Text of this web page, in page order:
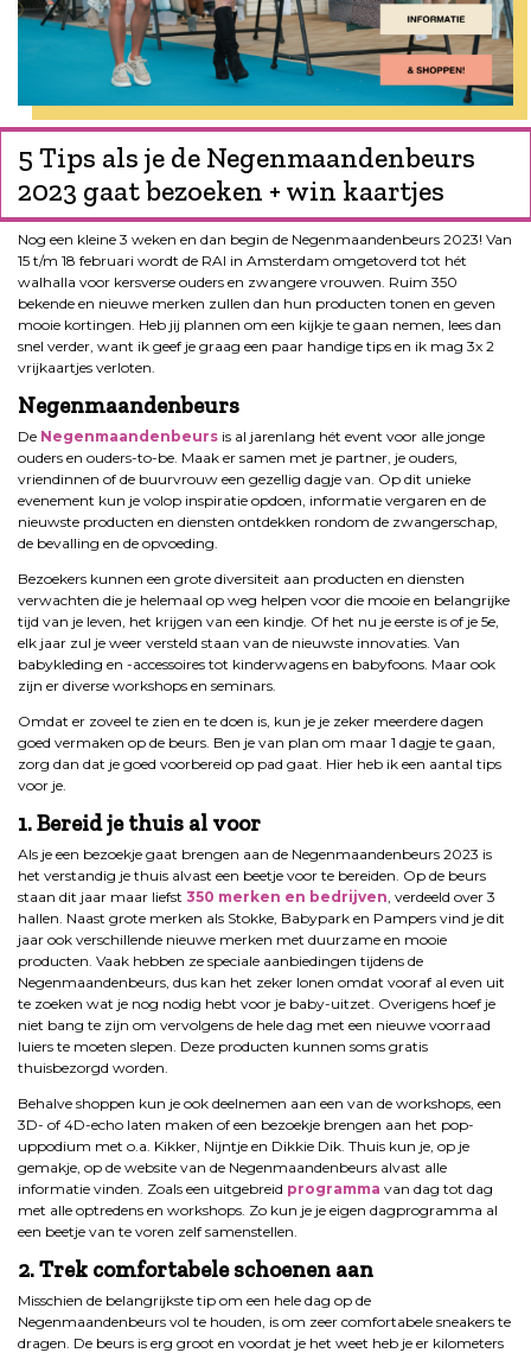
5 Tips als je de Negenmaandenbeurs
2023 gaat bezoeken + win kaartjes
Nog een kleine 3 weken en dan begin de Negenmaandenbeurs 2023! Van
15 t/m 18 februari wordt de RAI in Amsterdam omgetoverd tot hét
walhalla voor kersverse ouders en zwangere vrouwen. Ruim 350
bekende en nieuwe merken zullen dan hun producten tonen en geven
mooie kortingen. Heb jij plannen om een kijkje te gaan nemen, lees dan
snel verder, want ik geef je graag een paar handige tips en ik mag 3x 2
vrijkaartjes verloten.
Negenmaandenbeurs
De Negenmaandenbeurs is al jarenlang hét event voor alle jonge
ouders en ouders-to-be. Maak er samen met je partner, je ouders,
vriendinnen of de buurvrouw een gezellig dagje van. Op dit unieke
evenement kun je volop inspiratie opdoen, informatie vergaren en de
nieuwste producten en diensten ontdekken rondom de zwangerschap,
de bevalling en de opvoeding.
Bezoekers kunnen een grote diversiteit aan producten en diensten
verwachten die je helemaal op weg helpen voor die mooie en belangrijke
tijd van je leven, het krijgen van een kindje. Of het nu je eerste is of je 5e,
elk jaar zul je weer versteld staan van de nieuwste innovaties. Van
babykleding en -accessoires tot kinderwagens en babyfoons. Maar ook
zijn er diverse workshops en seminars.
Omdat er zoveel te zien en te doen is, kun je je zeker meerdere dagen
goed vermaken op de beurs. Ben je van plan om maar 1 dagje te gaan,
zorg dan dat je goed voorbereid op pad gaat. Hier heb ik een aantal tips
voor je.
1. Bereid je thuis al voor
Als je een bezoekje gaat brengen aan de Negenmaandenbeurs 2023 is
het verstandig je thuis alvast een beetje voor te bereiden. Op de beurs
staan dit jaar maar liefst 350 merken en bedrijven , verdeeld over 3
hallen. Naast grote merken als Stokke, Babypark en Pampers vind je dit
jaar ook verschillende nieuwe merken met duurzame en mooie
producten. Vaak hebben ze speciale aanbiedingen tijdens de
Negenmaandenbeurs, dus kan het zeker lonen omdat vooraf al even uit
te zoeken wat je nog nodig hebt voor je baby-uitzet. Overigens hoef je
niet bang te zijn om vervolgens de hele dag met een nieuwe voorraad
luiers te moeten slepen. Deze producten kunnen soms gratis
thuisbezorgd worden.
Behalve shoppen kun je ook deelnemen aan een van de workshops, een
3D- of 4D-echo laten maken of een bezoekje brengen aan het pop-
uppodium met o.a. Kikker, Nijntje en Dikkie Dik. Thuis kun je, op je
gemakje, op de website van de Negenmaandenbeurs alvast alle
informatie vinden. Zoals een uitgebreid programma van dag tot dag
met alle optredens en workshops. Zo kun je je eigen dagprogramma al
een beetje van te voren zelf samenstellen.
2. Trek comfortabele schoenen aan
Misschien de belangrijkste tip om een hele dag op de
Negenmaandenbeurs vol te houden, is om zeer comfortabele sneakers te
dragen. De beurs is erg groot en voordat je het weet heb je er kilometers